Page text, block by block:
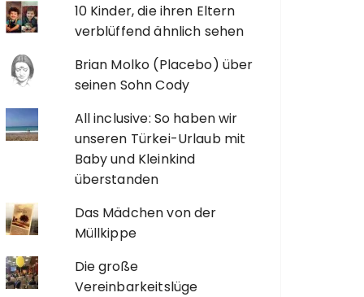
10 Kinder, die ihren Eltern
verblüffend ähnlich sehen
Brian Molko (Placebo) über
seinen Sohn Cody
All inclusive: So haben wir
unseren Türkei-Urlaub mit
Baby und Kleinkind
überstanden
Das Mädchen von der
Müllkippe
Die große
Vereinbarkeitslüge